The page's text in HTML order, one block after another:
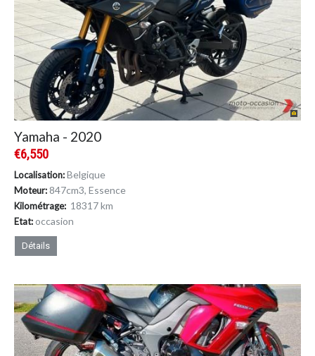
Yamaha - 2020
€6,550
Localisation:Belgique
Moteur:847cm3, Essence
Kilométrage: 18317 km
Etat:occasion
Détails